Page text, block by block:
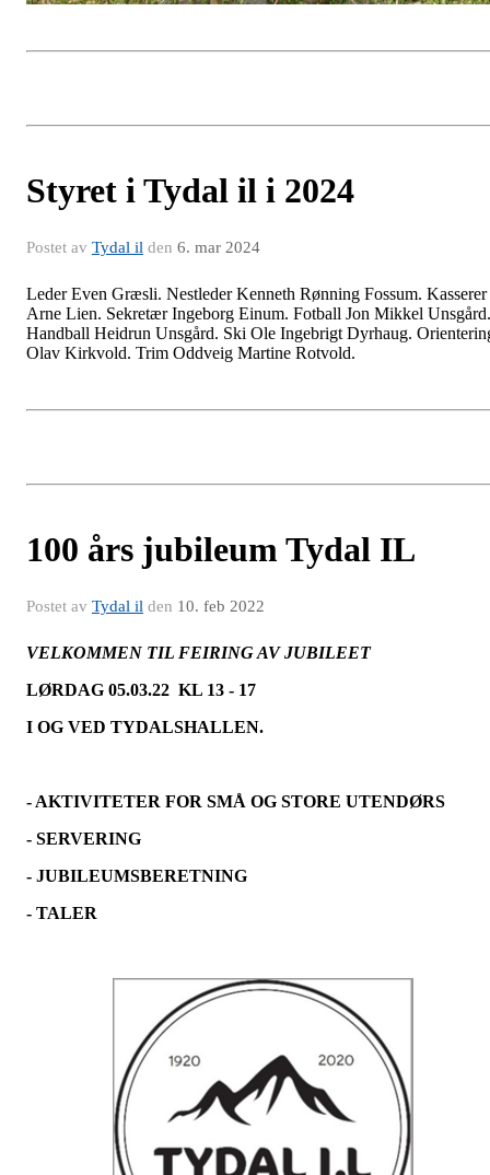
Styret i Tydal il i 2024
Postet av Tydal il den 6. mar 2024
Leder Even Græsli. Nestleder Kenneth Rønning Fossum. Kasserer
Arne Lien. Sekretær Ingeborg Einum. Fotball Jon Mikkel Unsgård.
Handball Heidrun Unsgård. Ski Ole Ingebrigt Dyrhaug.
Olav Kirkvold. Trim Oddveig Martine Rotvold.
100 års jubileum Tydal IL
Postet av Tydal il den 10. feb 2022
VELKOMMEN TIL FEIRING AV JUBILEET
LØRDAG 05.03.22 KL 13 - 17
I OG VED TYDALSHALLEN.
- AKTIVITETER FOR SMÅ OG STORE UTENDØRS
- SERVERING
- JUBILEUMSBERETNING
- TALER